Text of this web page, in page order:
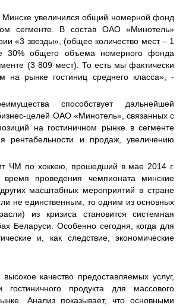
Минске увеличился общий номерной фонд
сегменте. В состав ОАО «Минотель»
«3 звезды», (общее количество мест – 1
30% общего объема номерного фонда
(3 809 мест). То есть мы фактически
на рынке гостиниц среднего класса», -
способствует дальнейшей
целей ОАО «Минотель», связанных с
на гостиничном рынке в сегменте
рентабельности и продаж, увеличению
ЧМ по хоккею, прошедший в мае 2014 г.
проведения чемпионата минские
масштабных мероприятий в стране
не единственным, то одним из основных
из кризиса становится системная
Беларуси. Особенно сегодня, когда для
и, как следствие, экономические
качество предоставляемых услуг,
гостиничного продукта для массового
Анализ показывает, что основными